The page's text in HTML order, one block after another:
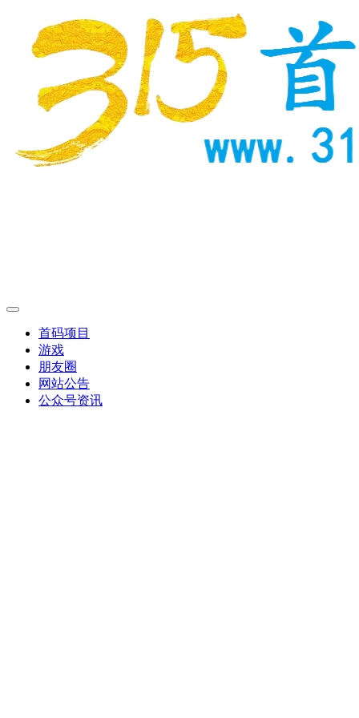
首码项目
游戏
朋友圈
网站公告
公众号资讯